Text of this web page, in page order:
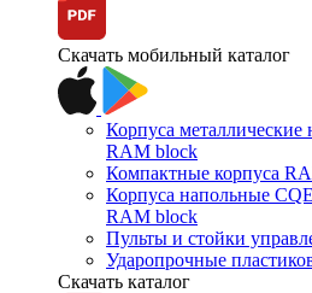
Скачать мобильный каталог
Корпуса
RAM block
Компактные корпуса
Корпуса напольные
RAM block
Пульты и стойки
Ударопрочные
Скачать каталог